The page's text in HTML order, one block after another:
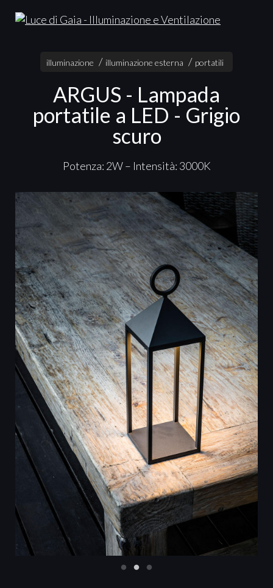
illuminazione illuminazione esterna portatili
ARGUS - Lampada
portatile a LED - Grigio
scuro
Potenza: 2W – Intensità: 3000K